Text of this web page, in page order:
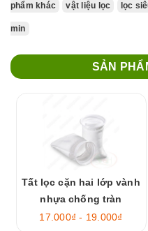
phẩm khác vật liệu lọc lọc
min
SẢN
Tất lọc cặn hai lớp vành
nhựa chống tràn
17.000₫ - 19.000₫